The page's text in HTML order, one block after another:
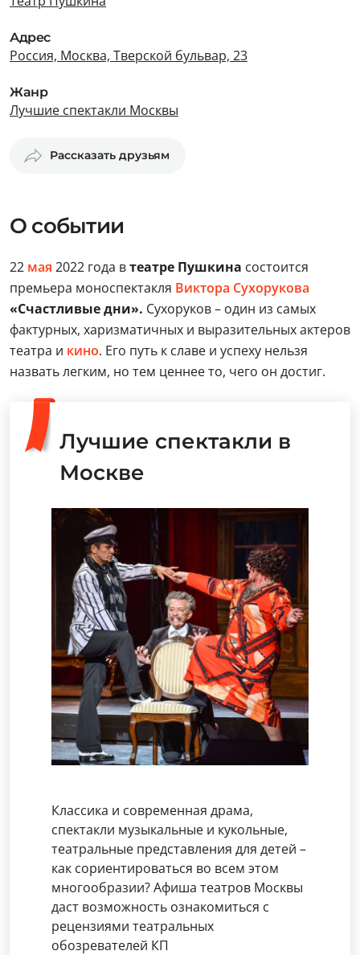
Адрес
Россия, Москва, Тверской бульвар, 23
Жанр
Лучшие спектакли Москвы
Рассказать друзьям
О событии
22 мая 2022 года втеатре Пушкина состоится
премьера моноспектакля Виктора Сухорукова
«Счастливые дни». Сухоруков – один из самых
фактурных, харизматичных и выразительных актеров
театра и кино. Его путь к славе и успеху нельзя
назвать легким, но тем ценнее то, чего он достиг.
Лучшие спектакли в
Москве
Классика и современная драма,
спектакли музыкальные и кукольные,
театральные представления для детей –
как сориентироваться во всем этом
многообразии? Афиша театров Москвы
даст возможность ознакомиться с
рецензиями театральных
обозревателей КП